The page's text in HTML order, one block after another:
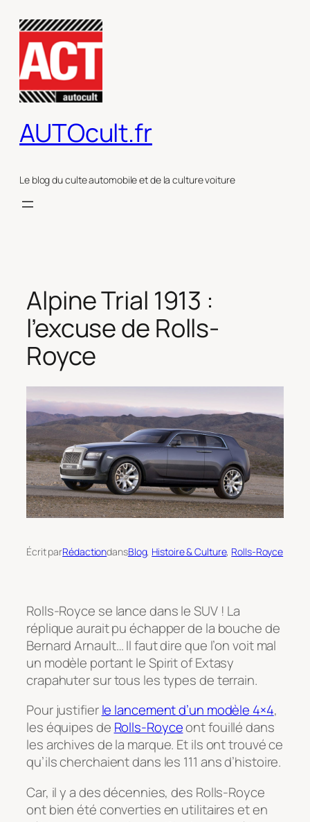
contenu
AUTOcult.fr
Le blog du culte automobile et de la culture voiture
Alpine Trial 1913 :
l’excuse de Rolls-
Royce
Écrit parRédactiondansBlog, Histoire & Culture, Rolls-Royce
Rolls-Royce se lance dans le SUV ! La
réplique aurait pu échapper de la bouche de
Bernard Arnault… Il faut dire que l’on voit mal
un modèle portant le Spirit of Extasy
crapahuter sur tous les types de terrain.
Pour justifierle lancement d’un modèle 4×4,
les équipes de Rolls-Royceont fouillé dans
les archives de la marque. Et ils ont trouvé ce
qu’ils cherchaient dans les 111 ans d’histoire.
Car, il y a des décennies, des Rolls-Royce
ont bien été converties en utilitaires et en